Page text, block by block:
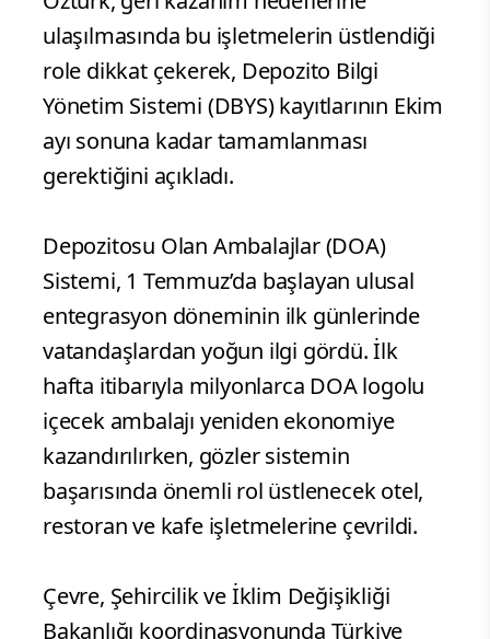
ulaşılmasında bu işletmelerin üstlendiği
role dikkat çekerek, Depozito Bilgi
Yönetim Sistemi (DBYS) kayıtlarının Ekim
ayı sonuna kadar tamamlanması
gerektiğini açıkladı.
Depozitosu Olan Ambalajlar (DOA)
Sistemi, 1 Temmuz’da başlayan ulusal
entegrasyon döneminin ilk günlerinde
vatandaşlardan yoğun ilgi gördü. İlk
hafta itibarıyla milyonlarca DOA logolu
içecek ambalajı yeniden ekonomiye
kazandırılırken, gözler sistemin
başarısında önemli rol üstlenecek otel,
restoran ve kafe işletmelerine çevrildi.
Çevre, Şehircilik ve İklim Değişikliği
Bakanlığı koordinasyonunda Türkiye